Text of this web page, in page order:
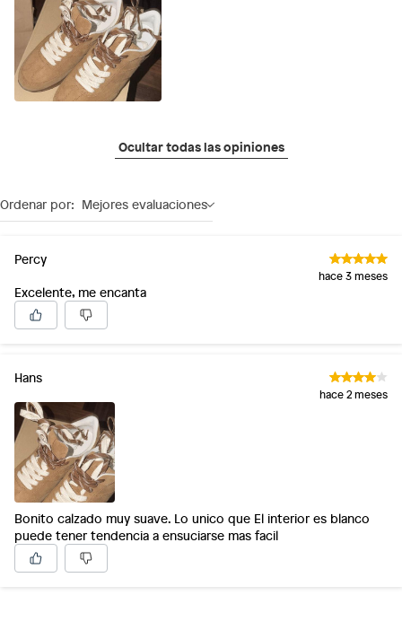
Ocultar todas las opiniones
Ordenar por: Mejores evaluaciones
Percy
hace 3 meses
Excelente, me encanta
Hans
hace 2 meses
Bonito calzado muy suave. Lo unico que El interior es blanco
puede tener tendencia a ensuciarse mas facil